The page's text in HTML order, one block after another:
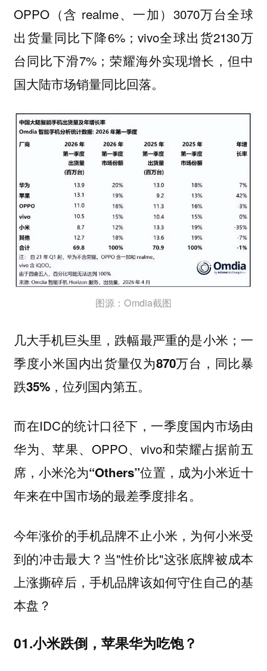
OPPO（含 realme、一加）3070万台全球
出货量同比下降6%；vivo全球出货2130万
台同比下滑7%；荣耀海外实现增长，但中
国大陆市场销量同比回落。
图源：Omdia截图
几大手机巨头里，跌幅最严重的是小米； 一
季度小米国内出货量仅为870万台，同比暴
跌35%，位列国内第五。
而在IDC的统计口径下，一季度国内市场由
华为、苹果、OPPO、vivo和荣耀占据前五
席，小米沦为“Others”位置，成为小米近十
年来在中国市场的最差季度排名。
今年涨价的手机品牌不止小米，为何小米受
到的冲击最大？当"性价比"这张底牌被成本
上涨撕碎后，手机品牌该如何守住自己的基
本盘？
01.小米跌倒，苹果华为吃饱？